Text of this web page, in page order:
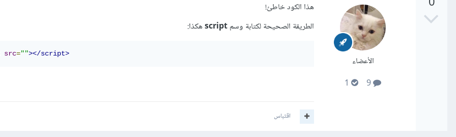
الأعضاء
هذا الكود خاطئ!
الطريقة الصحيحة لكتابة وسمscriptهكذا:
src=""></script>
اقتباس